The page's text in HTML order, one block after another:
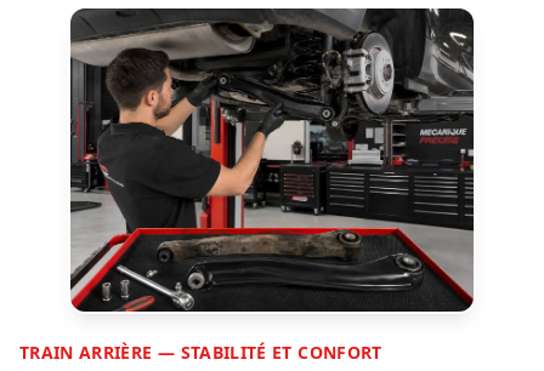
TRAIN ARRIÈRE — STABILITÉ ET CONFORT